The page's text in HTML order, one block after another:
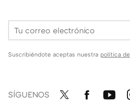
Suscribiéndote aceptas nuestra política
SÍGUENOS